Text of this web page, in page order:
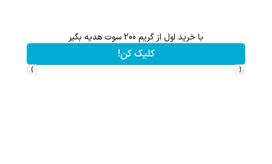
چیزی که باعث ضعیف شدن موهات شده، ممکنه جلوی چشمت باشه.
تخفیف ویژه!
‹
›